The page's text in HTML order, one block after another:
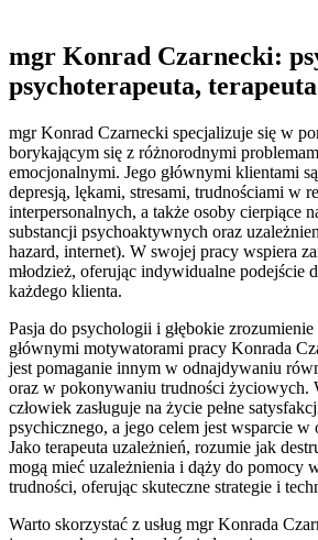
mgr Konrad Czarnecki:
psychoterapeuta,
mgr Konrad Czarnecki specjalizuje się w
borykającym się z różnorodnymi
emocjonalnymi. Jego głównymi klientami
depresją, lękami, stresami, trudnościami w
interpersonalnych, a także osoby cierpiące
substancji psychoaktywnych oraz
hazard, internet). W swojej pracy wspiera
młodzież, oferując indywidualne podejście
każdego klienta.
Pasja do psychologii i głębokie
głównymi motywatorami pracy Konrada
jest pomaganie innym w odnajdywaniu
oraz w pokonywaniu trudności życiowych.
człowiek zasługuje na życie pełne
psychicznego, a jego celem jest wsparcie w
Jako terapeuta uzależnień, rozumie jak
mogą mieć uzależnienia i dąży do pomocy
trudności, oferując skuteczne strategie i
Warto skorzystać z usług mgr Konrada